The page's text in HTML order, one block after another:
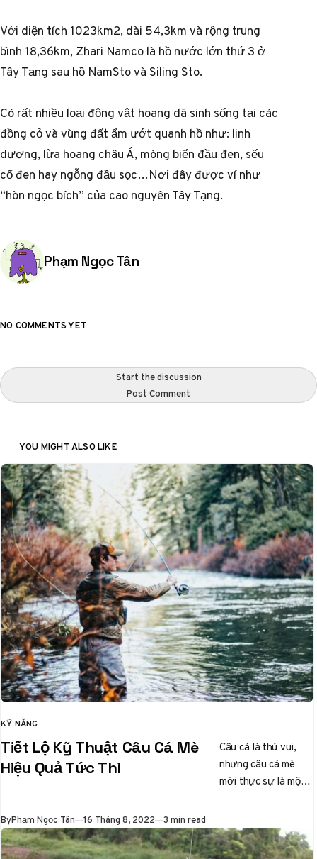
Với diện tích 1023km2, dài 54,3km và rộng trung
bình 18,36km, Zhari Namco là hồ nước lớn thứ 3 ở
Tây Tạng sau hồ NamSto và Siling Sto.
Có rất nhiều loại động vật hoang dã sinh sống tại các
đồng cỏ và vùng đất ẩm ướt quanh hồ như: linh
dương, lừa hoang châu Á, mòng biển đầu đen, sếu
cổ đen hay ngỗng đầu sọc…Nơi đây được ví như
“hòn ngọc bích” của cao nguyên Tây Tạng.
Posted by
Phạm Ngọc Tân
NO COMMENTS YET
Start the discussion
Post Comment
YOU MIGHT ALSO LIKE
CATEGORY
KỸ NĂNG
Tiết Lộ Kỹ Thuật Câu Cá Mè
Hiệu Quả Tức Thì
Câu cá là thú vui,
nhưng câu cá mè
mới thực sự là một
ByPhạm Ngọc Tân Published
16 Tháng 8, 2022 3 min read